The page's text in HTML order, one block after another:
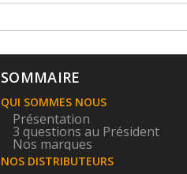
SOMMAIRE
QUI SOMMES NOUS
Présentation
3 questions au Président
Nos marques
NOS DISTRIBUTEURS